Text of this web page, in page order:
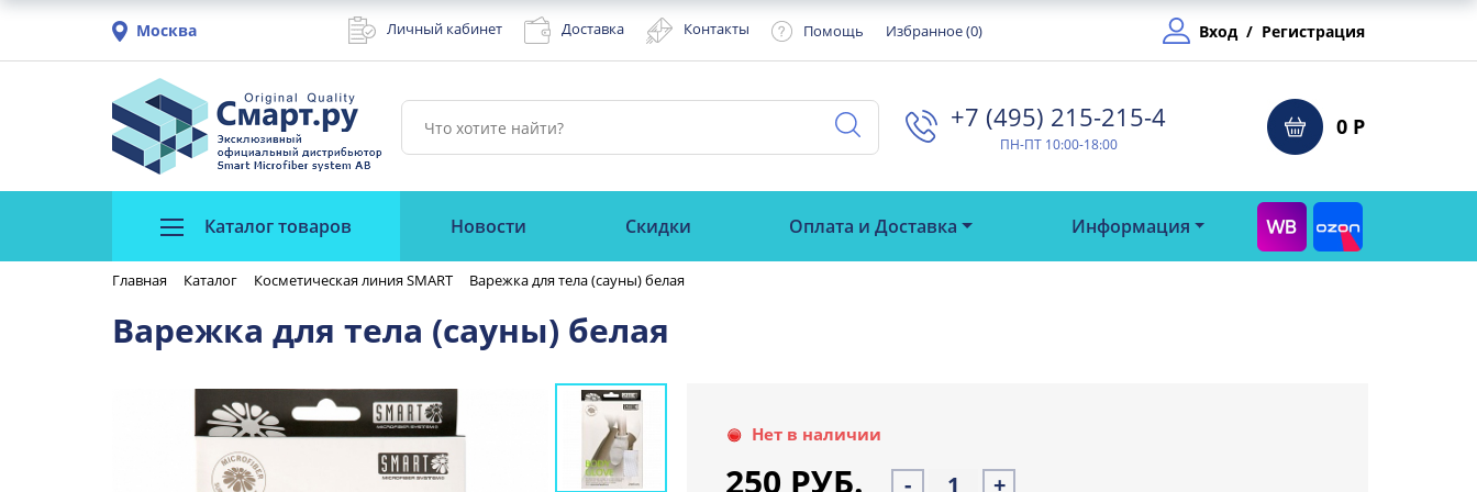
Москва Личный кабинет Доставка Контакты Помощь Избранное (0) Вход / Регистрация
+7 (495) 215-215-4⁠
ПН-ПТ 10:00-18:00
0 Р
Каталог товаров Новости Скидки Оплата и Доставка Информация
Главная Каталог Косметическая линия SMART Варежка для тела (сауны) белая
Варежка для тела (сауны) белая
Нет в наличии
250 РУБ. - +